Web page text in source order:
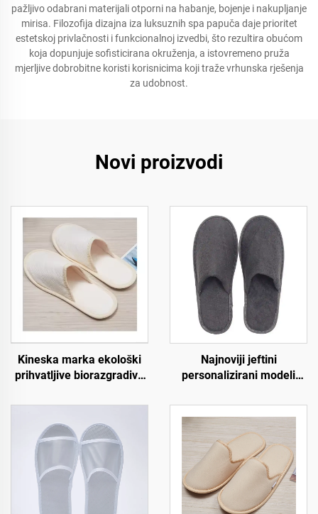
pažljivo odabrani materijali otporni na habanje, bojenje i nakupljanje
mirisa. Filozofija dizajna iza luksuznih spa papuča daje prioritet
estetskoj privlačnosti i funkcionalnoj izvedbi, što rezultira obućom
koja dopunjuje sofisticirana okruženja, a istovremeno pruža
mjerljive dobrobitne koristi korisnicima koji traže vrhunska rješenja
za udobnost.
Novi proizvodi
Kineska marka ekološki
prihvatljive biorazgradive
otvorene prednjice s
pulpom na đonu,
jednokratne papuče za
zrakoplovstvo
Najnoviji jeftini
personalizirani modeli
zrakoplovstvo,
jednokratne papuče za
muškarce i žene,
sljedbeno nabavljanje
proizvođača
biorazgradivih papuča